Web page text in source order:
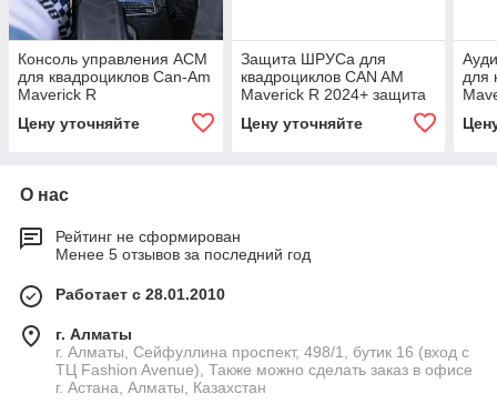
Консоль управления ACM
для квадроциклов Can-Am
Maverick R
Цену уточняйте
Защита ШРУСа для
квадроциклов CAN AM
Maverick R 2024+ защита
дефлектор
Цену уточняйте
для
О нас
Рейтинг не сформирован
Менее 5 отзывов за последний год
Работает с 28.01.2010
г. Алматы
г. Алматы, Сейфуллина проспект, 498/1, бутик 16 (вход с
ТЦ Fashion Avenue), Также можно сделать заказ в офисе
г. Астана, Алматы, Казахстан